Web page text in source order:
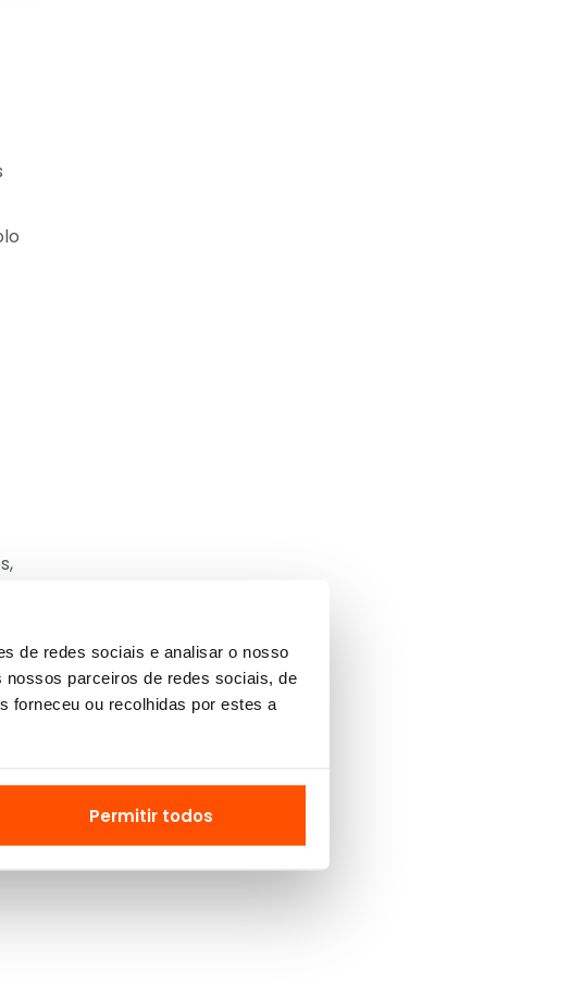
de redes sociais e analisar o nosso
parceiros de redes sociais, de
forneceu ou recolhidas por estes a
Permitir todos